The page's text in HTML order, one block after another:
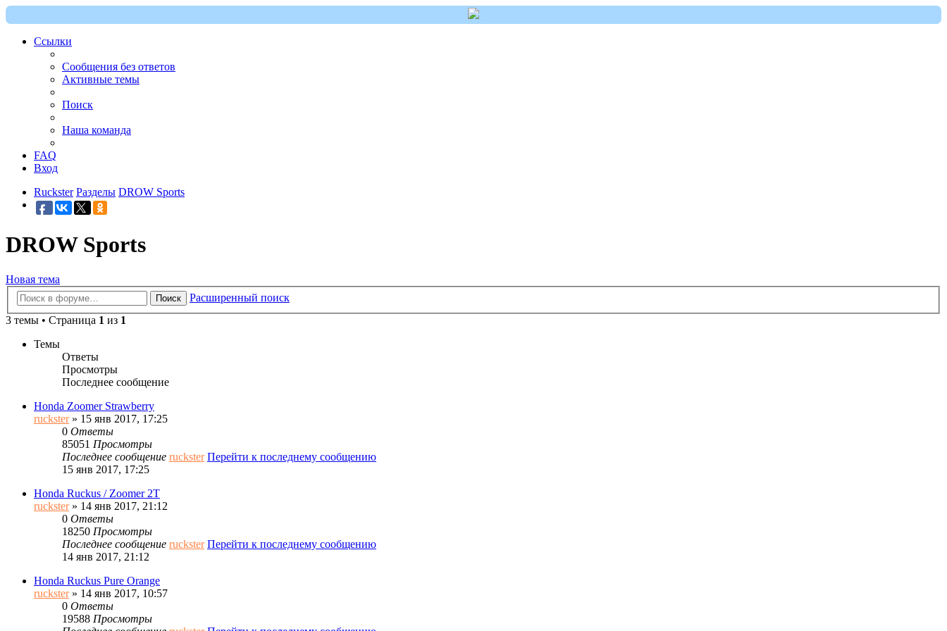
Ссылки
Сообщения без ответов
Активные темы
Поиск
Наша команда
FAQ
Вход
Ruckster Разделы DROW Sports
DROW Sports
Новая тема
Поиск
Расширенный поиск
3 темы • Страница 1 из 1
Темы
Ответы
Просмотры
Последнее сообщение
Honda Zoomer Strawberry
ruckster» 15 янв 2017, 17:25
0 Ответы
85051 Просмотры
Последнее сообщение ruckster Перейти к последнему сообщению
15 янв 2017, 17:25
Honda Ruckus / Zoomer 2T
ruckster» 14 янв 2017, 21:12
0 Ответы
18250 Просмотры
Последнее сообщение ruckster Перейти к последнему сообщению
14 янв 2017, 21:12
Honda Ruckus Pure Orange
ruckster» 14 янв 2017, 10:57
0 Ответы
19588 Просмотры